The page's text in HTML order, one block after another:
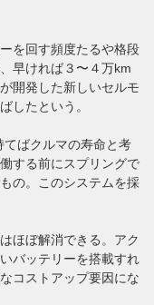
を回す頻度たるや格段
早ければ３〜４万km
開発した新しいセルモ
したという。
ばクルマの寿命と考
する前にスプリングで
の。このシステムを採
ほぼ解消できる。アク
バッテリーを搭載すれ
コストアップ要因にな